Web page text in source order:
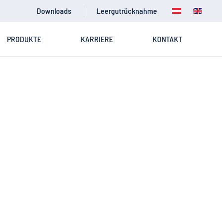
Downloads Leergutrücknahme
PRODUKTE KARRIERE KONTAKT